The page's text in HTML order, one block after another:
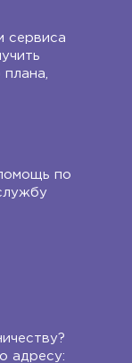
сервиса
по
адресу: